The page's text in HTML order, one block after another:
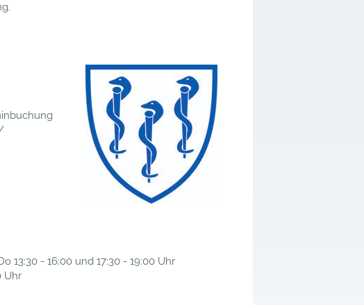
13:30 - 16:00 und 17:30 - 19:00 Uhr
Uhr